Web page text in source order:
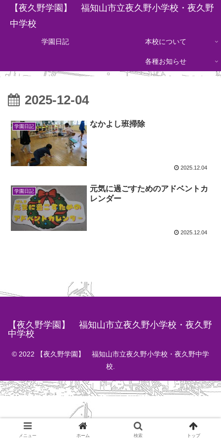
【夜久野学園】 福知山市立夜久野小学校・夜久野
中学校
学園日記 本校について
各種お知らせ
2025-12-04
学園日記 なかよし班掃除
2025.12.04
学園日記
元気に過ごすためのアドベントカ
レンダー
2025.12.04
【夜久野学園】 福知山市立夜久野小学校・夜久野
中学校
© 2022 【夜久野学園】 福知山市立夜久野小学校・夜久野中学
校.
メニュー ホーム 検索 トップ